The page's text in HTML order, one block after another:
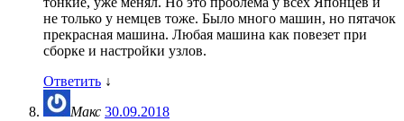
не только у немцев тоже. Было много машин, но пятачок
прекрасная машина. Любая машина как повезет при
сборке и настройки узлов.
Ответить ↓
Макс 30.09.2018